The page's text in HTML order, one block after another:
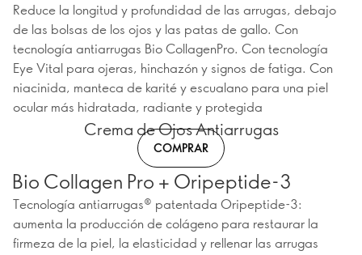
Reduce la longitud y profundidad de las arrugas, debajo
de las bolsas de los ojos y las patas de gallo. Con
tecnología antiarrugas Bio CollagenPro. Con tecnología
Eye Vital para ojeras, hinchazón y signos de fatiga. Con
niacinida, manteca de karité y escualano para una piel
ocular más hidratada, radiante y protegida
Crema de Ojos Antiarrugas
COMPRAR
Bio Collagen Pro + Oripeptide-3
Tecnología antiarrugas® patentada Oripeptide-3:
aumenta la producción de colágeno para restaurar la
firmeza de la piel, la elasticidad y rellenar las arrugas